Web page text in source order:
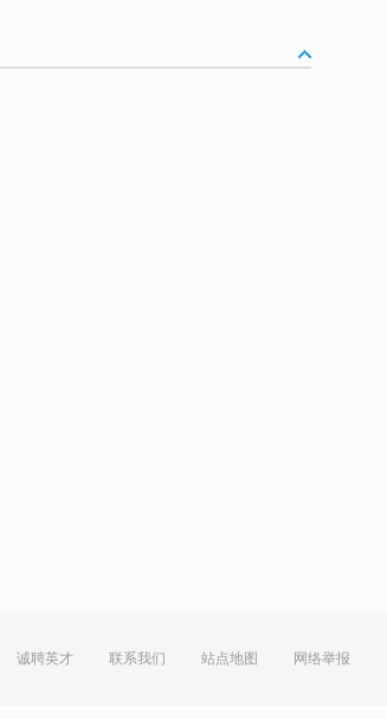
诚聘英才 联系我们 站点地图 网络举报